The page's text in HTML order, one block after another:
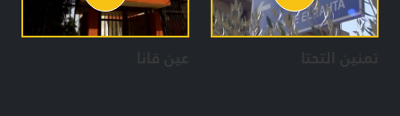
تمنين التحتا عين قانا